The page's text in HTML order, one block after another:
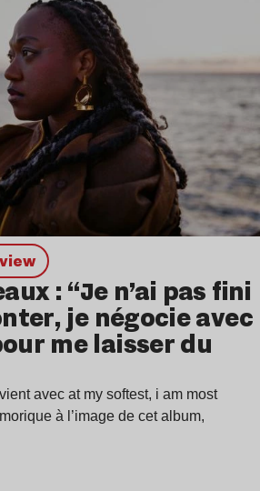
: “Je n’ai pas fini
je négocie avec
me laisser du
avec at my softest, i am most
à l’image de cet album,